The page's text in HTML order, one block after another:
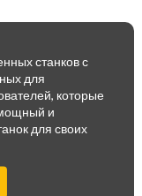
станков с
для
которые
и
для своих